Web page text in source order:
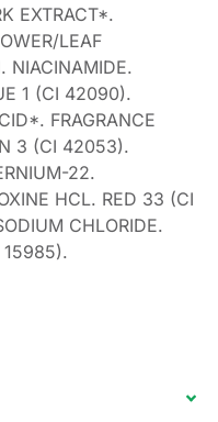
EXTRACT*.
LEAF
NIACINAMIDE.
1 (CI 42090).
FRAGRANCE
3 (CI 42053).
22.
HCL. RED 33 (CI
CHLORIDE.
15985).